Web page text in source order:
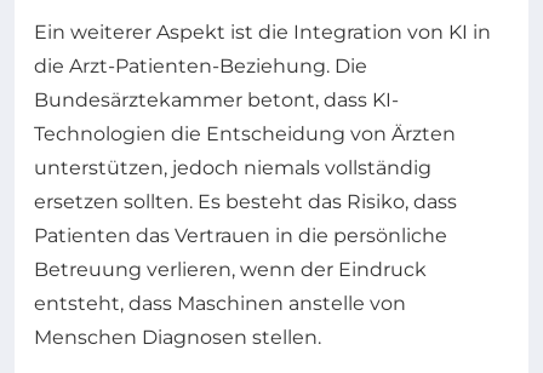
Ein weiterer Aspekt ist die Integration von KI in
die Arzt-Patienten-Beziehung. Die
Bundesärztekammer betont, dass KI-
Technologien die Entscheidung von Ärzten
unterstützen, jedoch niemals vollständig
ersetzen sollten. Es besteht das Risiko, dass
Patienten das Vertrauen in die persönliche
Betreuung verlieren, wenn der Eindruck
entsteht, dass Maschinen anstelle von
Menschen Diagnosen stellen.